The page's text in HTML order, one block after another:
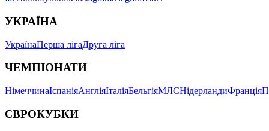
УКРАЇНА
УкраїнаПерша лігаДруга ліга
ЧЕМПІОНАТИ
НімеччинаІспаніяАнгліяІталіяБельгіяМЛСНідерландиФранція
ЄВРОКУБКИ